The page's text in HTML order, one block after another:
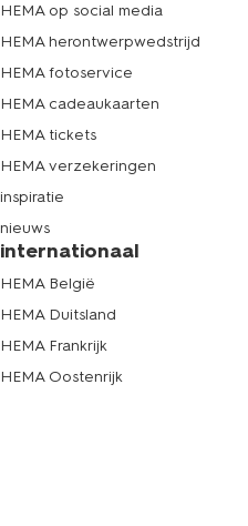
HEMA op social media
HEMA herontwerpwedstrijd
HEMA fotoservice
HEMA cadeaukaarten
HEMA tickets
HEMA verzekeringen
inspiratie
nieuws
internationaal
HEMA België
HEMA Duitsland
HEMA Frankrijk
HEMA Oostenrijk